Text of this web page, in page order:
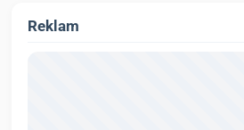
Reklam